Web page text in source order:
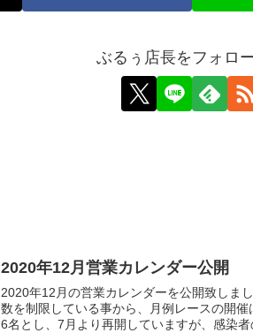
ぶるぅ店長をフォロ
2020年12月営業カレンダー公開
2020年12月の営業カレンダーを公開致しま
数を制限している事から、月例レースの開
6名とし、7月より再開していますが、感染者